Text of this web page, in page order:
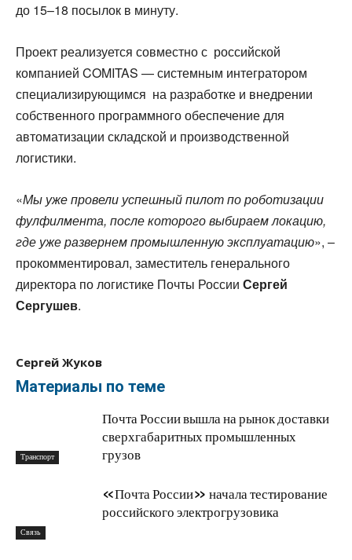
до 15–18 посылок в минуту.
Проект реализуется совместно с российской
компанией COMITAS — системным интегратором
специализирующимся на разработке и внедрении
собственного программного обеспечение для
автоматизации складской и производственной
логистики.
«Мы уже провели успешный пилот по роботизации
фулфилмента, после которого выбираем локацию,
где уже развернем промышленную эксплуатацию», –
прокомментировал, заместитель генерального
директора по логистике Почты России Сергей
Сергушев.
Сергей Жуков
Материалы по теме
Транспорт
Почта России вышла на рынок доставки
сверхгабаритных промышленных
грузов
Связь
«Почта России» начала тестирование
российского электрогрузовика